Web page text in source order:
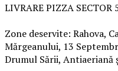
LIVRARE PIZZA SECTOR
Zone deservite: Rahova,
Mărgeanului, 13
Drumul Sării, Antiaeriană